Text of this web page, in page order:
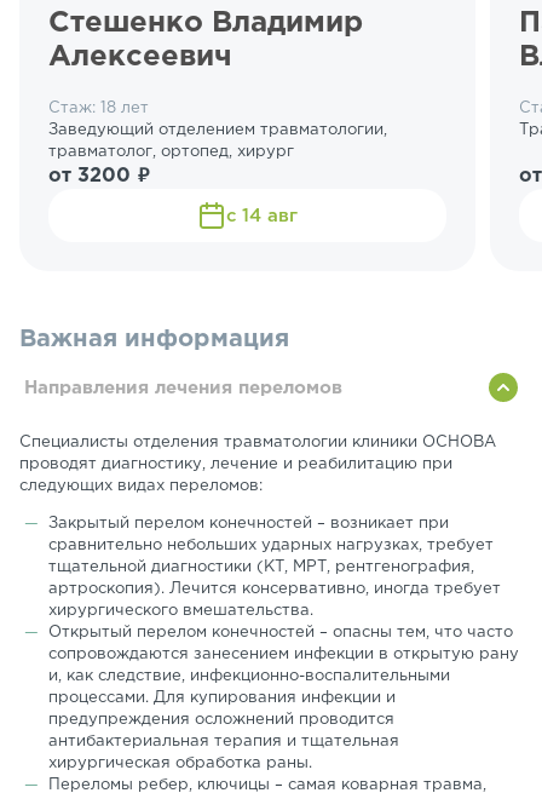
Стешенко Владимир
Алексеевич
Стаж: 18 лет
Заведующий отделением травматологии,
травматолог, ортопед, хирург
от 3200 ₽
с 14 авг
Важная информация
Направления лечения переломов
Специалисты отделения травматологии клиники ОСНОВА
проводят диагностику, лечение и реабилитацию при
следующих видах переломов:
Закрытый перелом конечностей – возникает при
сравнительно небольших ударных нагрузках, требует
тщательной диагностики (КТ, МРТ, рентгенография,
артроскопия). Лечится консервативно, иногда требует
хирургического вмешательства.
Открытый перелом конечностей – опасны тем, что часто
сопровождаются занесением инфекции в открытую рану
и, как следствие, инфекционно-воспалительными
процессами. Для купирования инфекции и
предупреждения осложнений проводится
антибактериальная терапия и тщательная
хирургическая обработка раны.
Переломы ребер, ключицы – самая коварная травма,